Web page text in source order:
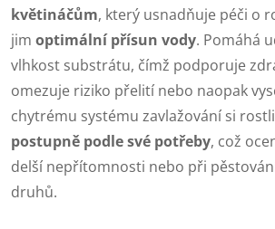
květináčům, který usnadňuje péči o
jim optimální přísun vody. Pomáhá
vlhkost substrátu, čímž podporuje
omezuje riziko přelití nebo naopak
chytrému systému zavlažování si
postupně podle své potřeby, což
delší nepřítomnosti nebo při
druhů.